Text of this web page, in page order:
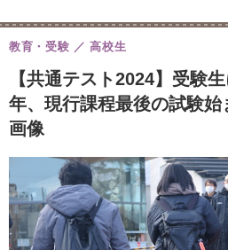
【共通テスト2024】受験
年、現行課程最後の試験始
画像
教育・受験 高校生